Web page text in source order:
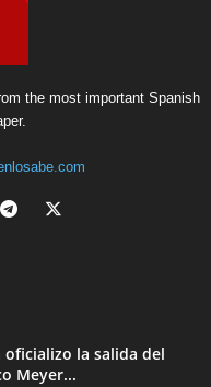
the most important Spanish
oficializo la salida del
Meyer...